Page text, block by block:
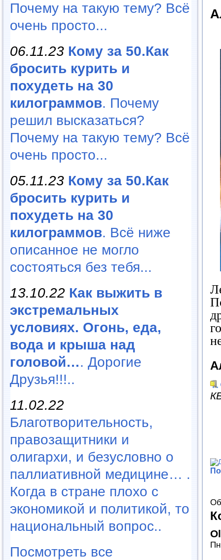
Почему на такую тему? Всё
очень просто...
06.11.23 Кому за 50.Как
бросить курить и
похудеть на 30
килограммов. Почему
решил высказаться?
Почему на такую тему? Всё
очень просто...
05.11.23 Кому за 50.Как
бросить курить и
похудеть на 30
килограммов. Всё ниже
описанное не могло
состояться без тебя...
13.10.22 Как выжить в
экстремальных
условиях. Огонь, еда,
вода и крыша над
головой…. Дорогие
Друзья!!!..
11.02.22
Благотворительность,
правозащитники и
олигархи, и безусловно о
паллиативной медицине… .
Когда в стране плохо с
экономикой и политикой, то
национальный вопрос..
Посмотреть все